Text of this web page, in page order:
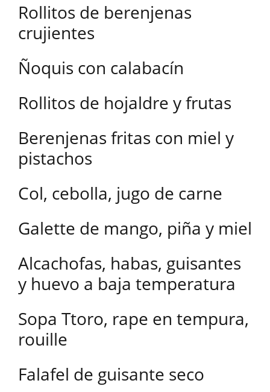
Rollitos de berenjenas
crujientes
Ñoquis con calabacín
Rollitos de hojaldre y frutas
Berenjenas fritas con miel y
pistachos
Col, cebolla, jugo de carne
Galette de mango, piña y miel
Alcachofas, habas, guisantes
y huevo a baja temperatura
Sopa Ttoro, rape en tempura,
rouille
Falafel de guisante seco